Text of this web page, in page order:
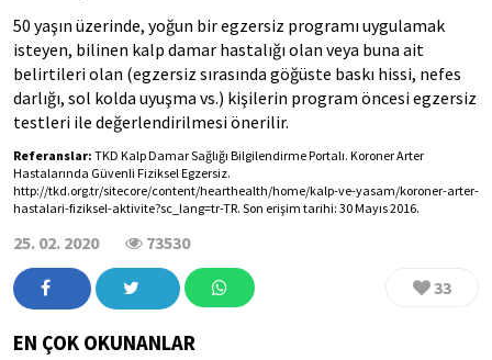
50 yaşın üzerinde, yoğun bir egzersiz programı uygulamak
isteyen, bilinen kalp damar hastalığı olan veya buna ait
belirtileri olan (egzersiz sırasında göğüste baskı hissi, nefes
darlığı, sol kolda uyuşma vs.) kişilerin program öncesi egzersiz
testleri ile değerlendirilmesi önerilir.
Referanslar: TKD Kalp Damar Sağlığı Bilgilendirme Portalı. Koroner Arter
Hastalarında Güvenli Fiziksel Egzersiz.
http://tkd.org.tr/sitecore/content/hearthealth/home/kalp-ve-yasam/koroner-arter-
hastalari-fiziksel-aktivite?sc_lang=tr-TR. Son erişim tarihi: 30 Mayıs 2016.
25. 02. 2020 73530
33
EN ÇOK OKUNANLAR